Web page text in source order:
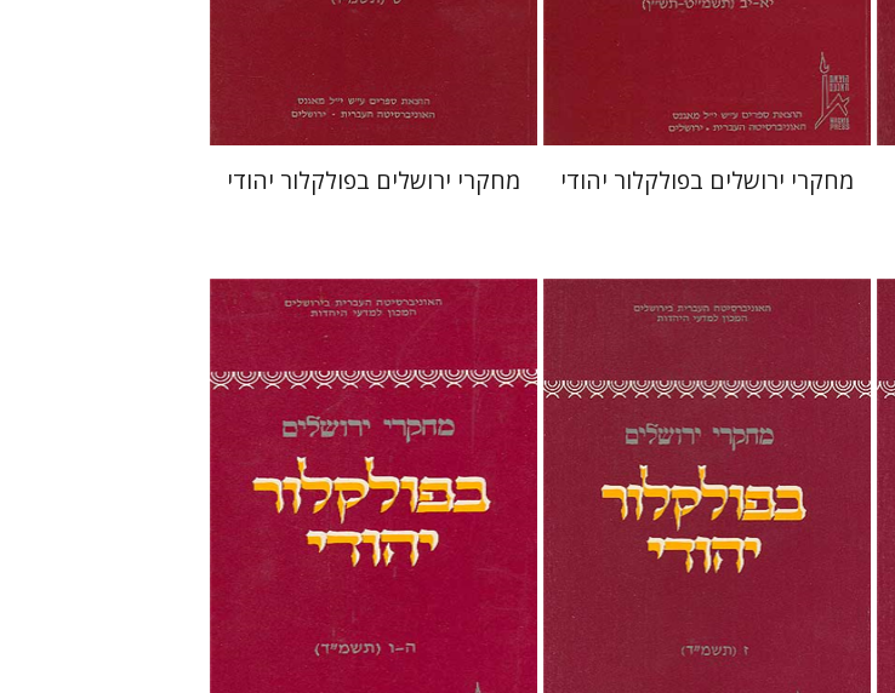
מחקרי ירושלים בפולקלור יהודי
הנחת אתר ספר מודפס
מחקרי ירושלים בפולקלור יהודי
תמר אלכסנדר-פריזר
גלית
הנחת אתר ספר מודפס
תמר אלכסנדר-פריזר
גלית
חזן-רוקם
הנחת אתר ספר מודפס